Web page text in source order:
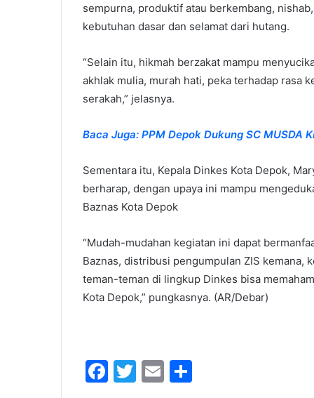
sempurna, produktif atau berkembang,
kebutuhan dasar dan selamat dari hutang.
“Selain itu, hikmah berzakat mampu
akhlak mulia, murah hati, peka terhadap rasa
serakah,” jelasnya.
Baca Juga: PPM Depok Dukung SC MUSDA
Sementara itu, Kepala Dinkes Kota Depok,
berharap, dengan upaya ini mampu
Baznas Kota Depok
“Mudah-mudahan kegiatan ini dapat
Baznas, distribusi pengumpulan ZIS kemana,
teman-teman di lingkup Dinkes bisa
Kota Depok,” pungkasnya. (AR/Debar)
F
T
E